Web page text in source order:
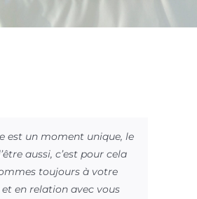
est un moment unique, le
aussi, c’est pour cela
toujours à votre
en relation avec vous